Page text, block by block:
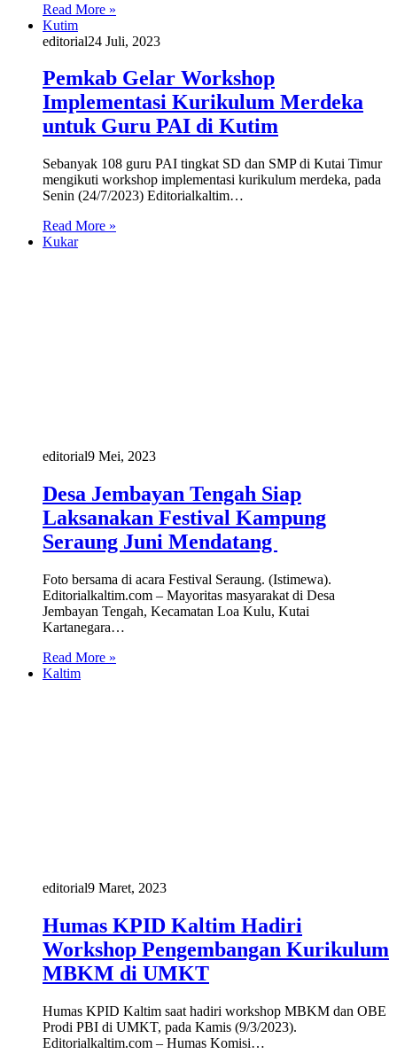
Read More »
Kutim
editorial24 Juli, 2023
Pemkab Gelar Workshop
Implementasi Kurikulum Merdeka
untuk Guru PAI di Kutim
Sebanyak 108 guru PAI tingkat SD dan SMP di Kutai Timur
mengikuti workshop implementasi kurikulum merdeka, pada
Senin (24/7/2023) Editorialkaltim…
Read More »
Kukar
editorial9 Mei, 2023
Desa Jembayan Tengah Siap
Laksanakan Festival Kampung
Seraung Juni Mendatang
Foto bersama di acara Festival Seraung. (Istimewa).
Editorialkaltim.com – Mayoritas masyarakat di Desa
Jembayan Tengah, Kecamatan Loa Kulu, Kutai
Kartanegara…
Read More »
Kaltim
editorial9 Maret, 2023
Humas KPID Kaltim Hadiri
Workshop Pengembangan Kurikulum
MBKM di UMKT
Humas KPID Kaltim saat hadiri workshop MBKM dan OBE
Prodi PBI di UMKT, pada Kamis (9/3/2023).
Editorialkaltim.com – Humas Komisi…